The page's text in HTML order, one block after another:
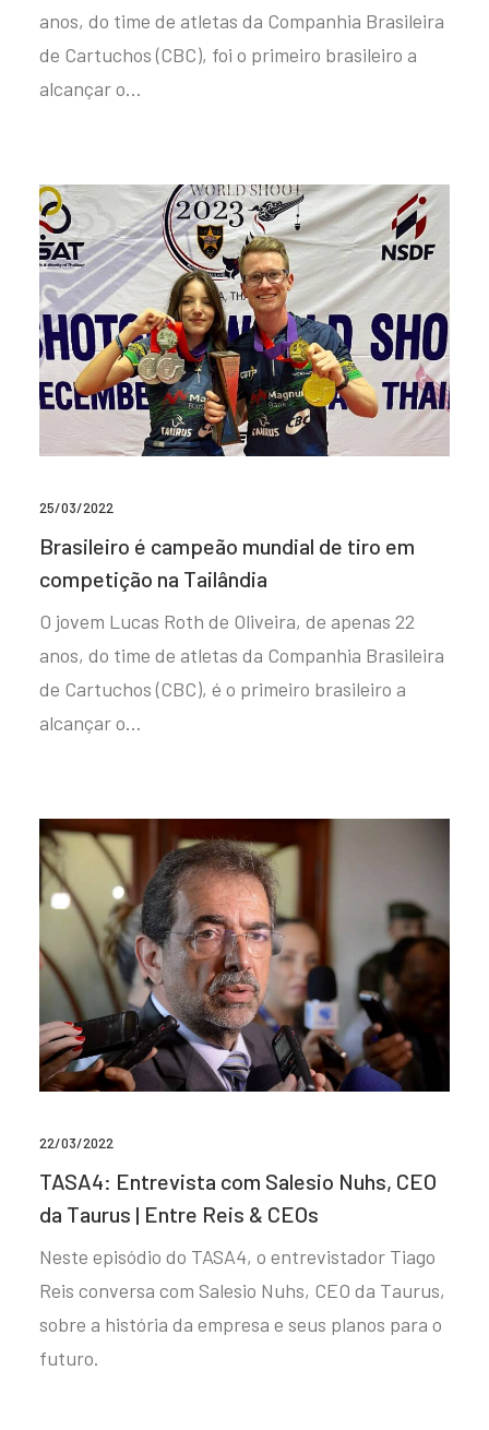
anos, do time de atletas da Companhia Brasileira
de Cartuchos (CBC), foi o primeiro brasileiro a
alcançar o…
25/03/2022
Brasileiro é campeão mundial de tiro em
competição na Tailândia
O jovem Lucas Roth de Oliveira, de apenas 22
anos, do time de atletas da Companhia Brasileira
de Cartuchos (CBC), é o primeiro brasileiro a
alcançar o…
22/03/2022
TASA4: Entrevista com Salesio Nuhs, CEO
da Taurus | Entre Reis & CEOs
Neste episódio do TASA4, o entrevistador Tiago
Reis conversa com Salesio Nuhs, CEO da Taurus,
sobre a história da empresa e seus planos para o
futuro.